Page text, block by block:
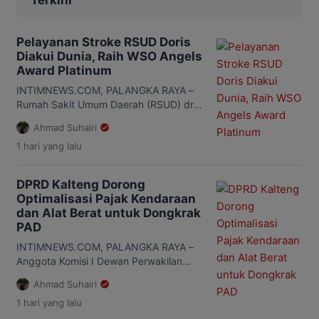
2 Kasongan dalam rangka pengawasan
Pelayanan Stroke RSUD Doris
Diakui Dunia, Raih WSO Angels
Award Platinum
INTIMNEWS.COM, PALANGKA RAYA –
Rumah Sakit Umum Daerah (RSUD) dr.
Doris Sylvanus Palangka Raya kembali
mencatatkan prestasi di bidang
pelayanan kesehatan setelah meraih
Predikat itu menjadi pengakuan
internasional atas kualitas pelayanan
stroke yang diterapkan rumah sakit
milik Pemerintah Provinsi (Pemprov)
Kalimantan Tengah (Kalteng) tersebut.
Pelaksana Tugas (Plt) Direktur […]
Ahmad Suhairi
1 hari yang lalu
DPRD Kalteng Dorong
Optimalisasi Pajak Kendaraan
dan Alat Berat untuk Dongkrak
PAD
INTIMNEWS.COM, PALANGKA RAYA –
Anggota Komisi I Dewan Perwakilan
Rakyat Daerah (DPRD) Kalimantan
Tengah (Kalteng), Yohanes Freddy
Ering, meminta Pemerintah Provinsi
Ahmad Suhairi
1 hari yang lalu